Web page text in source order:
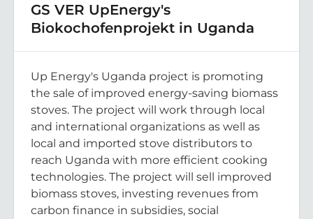
GS VER UpEnergy's
Biokochofenprojekt in Uganda
Up Energy's Uganda project is promoting
the sale of improved energy-saving biomass
stoves. The project will work through local
and international organizations as well as
local and imported stove distributors to
reach Uganda with more efficient cooking
technologies. The project will sell improved
biomass stoves, investing revenues from
carbon finance in subsidies, social